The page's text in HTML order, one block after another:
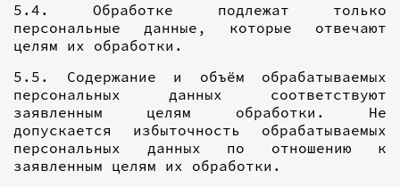
5.4. Обработке подлежат только
персональные данные, которые отвечают
целям их обработки.
5.5. Содержание и объём обрабатываемых
персональных данных соответствуют
заявленным целям обработки. Не
допускается избыточность обрабатываемых
персональных данных по отношению к
заявленным целям их обработки.